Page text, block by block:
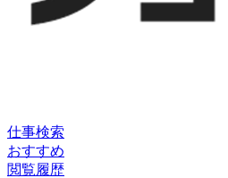
仕事検索
おすすめ
閲覧履歴